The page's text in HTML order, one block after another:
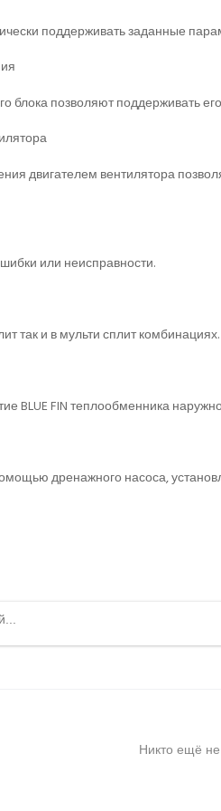
поддерживать заданные
блока позволяют поддерживать
двигателем вентилятора
или неисправности.
так и в мульти сплит комбинациях.
BLUE FIN теплообменника
дренажного насоса,
Никто ещё